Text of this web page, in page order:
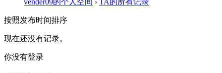
按照发布时间排序
现在还没有记录。
你没有登录